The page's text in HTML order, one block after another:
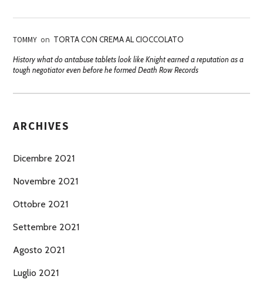
TOMMY on TORTA CON CREMA AL CIOCCOLATO
History what do antabuse tablets look like Knight earned a reputation as a
tough negotiator even before he formed Death Row Records
ARCHIVES
Dicembre 2021
Novembre 2021
Ottobre 2021
Settembre 2021
Agosto 2021
Luglio 2021